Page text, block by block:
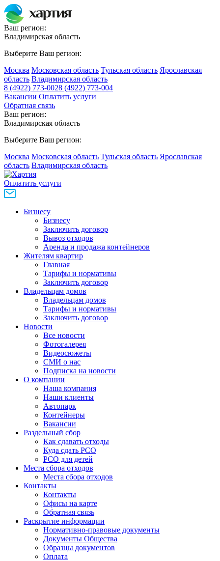
Ваш регион:
Владимирская область
Выберите Ваш регион:
Москва Московская область Тульская область Ярославская
область Владимирская область
8 (4922) 773-0028 (4922) 773-004
Вакансии Оплатить услуги
Обратная связь
Ваш регион:
Владимирская область
Выберите Ваш регион:
Москва Московская область Тульская область Ярославская
область Владимирская область
Оплатить услуги
Бизнесу
Бизнесу
Заключить договор
Вывоз отходов
Аренда и продажа контейнеров
Жителям квартир
Главная
Тарифы и нормативы
Заключить договор
Владельцам домов
Владельцам домов
Тарифы и нормативы
Заключить договор
Новости
Все новости
Фотогалерея
Видеосюжеты
СМИ о нас
Подписка на новости
О компании
Наша компания
Наши клиенты
Автопарк
Контейнеры
Вакансии
Раздельный сбор
Как сдавать отходы
Куда сдать РСО
РСО для детей
Места сбора отходов
Места сбора отходов
Контакты
Контакты
Офисы на карте
Обратная связь
Раскрытие информации
Нормативно-правовые документы
Документы Общества
Образцы документов
Оплата